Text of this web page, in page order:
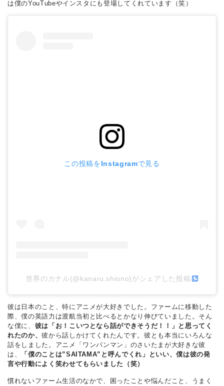
は僕のYouTubeやインスタにも登場してくれています（笑）
この投稿をInstagramで見る
世界のカナル(@kanaru.shiono)がシェアした投稿
彼は日本のこと、特にアニメが大好きでした。ファームに移動した
際、僕の英語力は渡航当初と比べるとかなり伸びていました。そん
な僕に、 彼は「お！こいつとなら話ができそうだ！！」と思ってく
れたのか、彼から話しかけてくれたんです。彼とも本当にいろんな
話をしました。アニメ「ワンパンマン」のさいたまが大好きな彼
は、
「僕のことは”SAITAMA”と呼んでくれ」といい、僕は彼の発
言や行動によく笑わせてもらいました（笑）
慣れないファーム生活のなかで、困ったことや悩んだこと、うまく